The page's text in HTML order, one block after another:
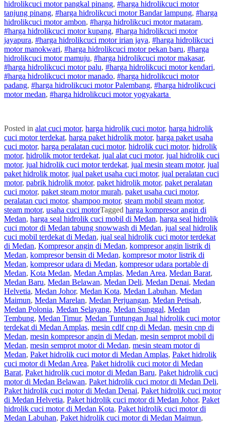
hidrolikcuci motorpangkal pinang, #harga hidrolikcuci motor
tanjung pinang, #harga hidrolikcuci motorBandar lampung, #harga
hidrolikcuci motorambon, #harga hidrolikcuci motormataram,
#harga hidrolikcuci motorkupang, #harga hidrolikcuci motor
jayapura, #harga hidrolikcuci motoririan jaya, #harga hidrolikcuci
motormanokwari, #harga hidrolikcuci motorpekan baru, #harga
hidrolikcuci motormamuju, #harga hidrolikcuci motormakasar,
#harga hidrolikcuci motorpalu, #harga hidrolikcuci motorkendari,
#harga hidrolikcuci motormanado, #harga hidrolikcuci motor
padang, #harga hidrolikcuci motorPalembang, #harga hidrolikcuci
motormedan, #harga hidrolikcuci motoryogyakarta
Posted in alat cuci motor, harga hidrolik cuci motor, harga hidrolik
cuci motor terdekat, harga paket hidrolik motor, harga paket usaha
cuci motor, harga peralatan cuci motor, hidrolik cuci motor, hidrolik
motor, hidrolik motor terdekat, jual alat cuci motor, jual hidrolik cuci
motor, jual hidrolik cuci motor terdekat, jual mesin steam motor, jual
paket hidrolik motor, jual paket usaha cuci motor, jual peralatan cuci
motor, pabrik hidrolik motor, paket hidrolik motor, paket peralatan
cuci motor, paket steam motor murah, paket usaha cuci motor,
peralatan cuci motor, shampoo motor, steam mobil steam motor,
steam motor, usaha cuci motorTagged harga kompresor angin di
Medan, harga seal hidrolik cuci mobil di Medan, harga seal hidrolik
cuci motor di Medan tabung snowwash di Medan, jual seal hidrolik
cuci mobil terdekat di Medan, jual seal hidrolik cuci motor terdekat
di Medan, Kompresor angin di Medan, kompresor angin listrik di
Medan, kompresor bensin di Medan, kompresor motor listrik di
Medan, kompresor udara di Medan, kompresor udara portable di
Medan, Kota Medan, Medan Amplas, Medan Area, Medan Barat,
Medan Baru, Medan Belawan, Medan Deli, Medan Denai, Medan
Helvetia, Medan Johor, Medan Kota, Medan Labuhan, Medan
Maimun, Medan Marelan, Medan Perjuangan, Medan Petisah,
Medan Polonia, Medan Selayang, Medan Sunggal, Medan
Tembung, Medan Timur, Medan Tuntungan Jual hidrolik cuci motor
terdekat di Medan Amplas, mesin cdlf cnp di Medan, mesin cnp di
Medan, mesin kompresor angin di Medan, mesin semprot mobil di
Medan, mesin semprot motor di Medan, mesin steam motor di
Medan, Paket hidrolik cuci motor di Medan Amplas, Paket hidrolik
cuci motor di Medan Area, Paket hidrolik cuci motor di Medan
Barat, Paket hidrolik cuci motor di Medan Baru, Paket hidrolik cuci
motor di Medan Belawan, Paket hidrolik cuci motor di Medan Deli,
Paket hidrolik cuci motor di Medan Denai, Paket hidrolik cuci motor
di Medan Helvetia, Paket hidrolik cuci motor di Medan Johor, Paket
hidrolik cuci motor di Medan Kota, Paket hidrolik cuci motor di
Medan Labuhan, Paket hidrolik cuci motor di Medan Maimun,